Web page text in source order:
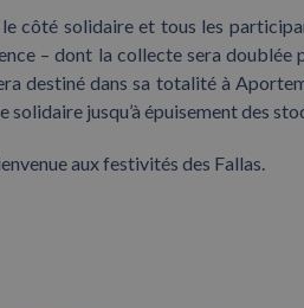
côté solidaire et tous les
– dont la collecte sera doublée
destiné dans sa totalité à
jusqu’à épuisement des
aux festivités des Fallas.